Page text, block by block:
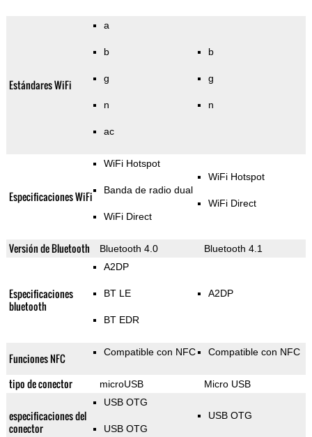
Estándares WiFi
a
b
g
n
ac
b
g
n
Especificaciones WiFi
WiFi Hotspot
Banda de radio dual
WiFi Direct
WiFi Hotspot
WiFi Direct
Versión de Bluetooth Bluetooth 4.0 Bluetooth 4.1
Especificaciones
bluetooth
A2DP
BT LE
BT EDR
A2DP
Funciones NFC Compatible con NFC Compatible con NFC
tipo de conector microUSB Micro USB
especificaciones del
conector
USB OTG
USB OTG
USB OTG